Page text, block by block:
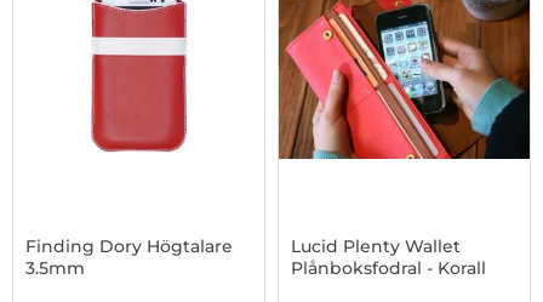
Finding Dory Högtalare
3.5mm
Lucid Plenty Wallet
Plånboksfodral - Korall